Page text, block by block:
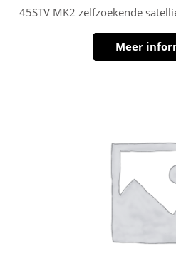
45STV MK2 zelfzoekende
Meer